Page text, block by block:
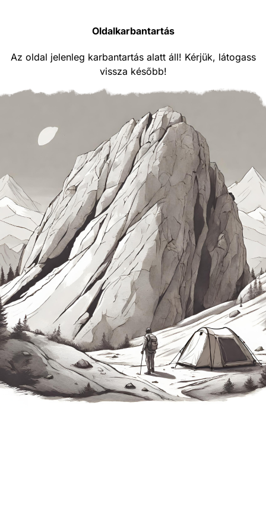
Oldalkarbantartás
Az oldal jelenleg karbantartás alatt áll! Kérjük, látogass
vissza később!